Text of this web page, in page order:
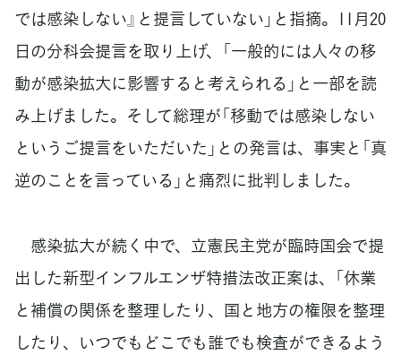
では感染しない』と提言していない」と指摘。11月20
日の分科会提言を取り上げ、「一般的には人々の移
動が感染拡大に影響すると考えられる」と一部を読
み上げました。そして総理が「移動では感染しない
というご提言をいただいた」との発言は、事実と「真
逆のことを言っている」と痛烈に批判しました。
感染拡大が続く中で、立憲民主党が臨時国会で提
出した新型インフルエンザ特措法改正案は、「休業
と補償の関係を整理したり、国と地方の権限を整理
したり、いつでもどこでも誰でも検査ができるよう